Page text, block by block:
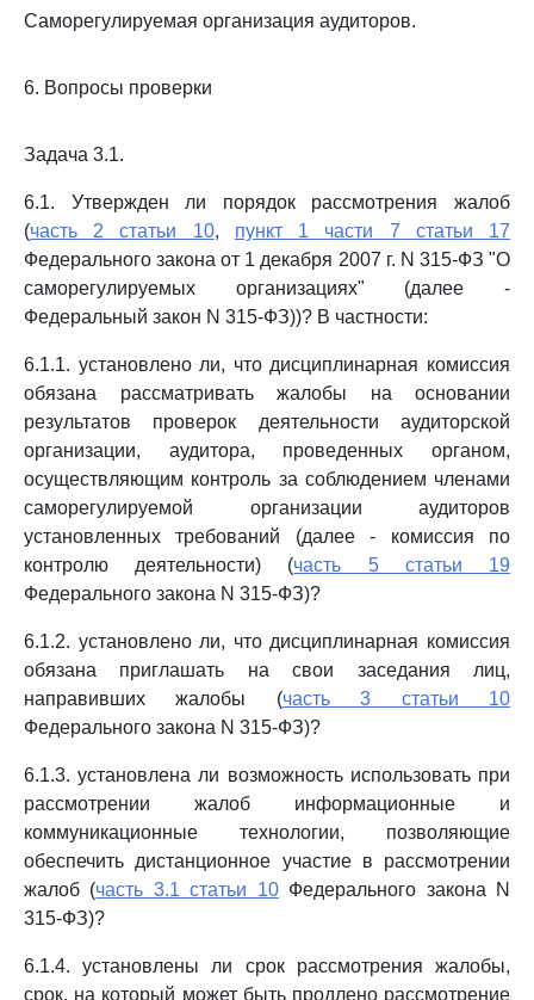
Саморегулируемая организация аудиторов.
6. Вопросы проверки
Задача 3.1.
6.1. Утвержден ли порядок рассмотрения жалоб
(часть 2 статьи 10, пункт 1 части 7 статьи 17
Федерального закона от 1 декабря 2007 г. N 315-ФЗ "О
саморегулируемых организациях" (далее -
Федеральный закон N 315-ФЗ))? В частности:
6.1.1. установлено ли, что дисциплинарная комиссия
обязана рассматривать жалобы на основании
результатов проверок деятельности аудиторской
организации, аудитора, проведенных органом,
осуществляющим контроль за соблюдением членами
саморегулируемой организации аудиторов
установленных требований (далее - комиссия по
контролю деятельности) (часть 5 статьи 19
Федерального закона N 315-ФЗ)?
6.1.2. установлено ли, что дисциплинарная комиссия
обязана приглашать на свои заседания лиц,
направивших жалобы (часть 3 статьи 10
Федерального закона N 315-ФЗ)?
6.1.3. установлена ли возможность использовать при
рассмотрении жалоб информационные и
коммуникационные технологии, позволяющие
обеспечить дистанционное участие в рассмотрении
жалоб (часть 3.1 статьи 10Федерального закона N
315-ФЗ)?
6.1.4. установлены ли срок рассмотрения жалобы,
срок, на который может быть продлено рассмотрение